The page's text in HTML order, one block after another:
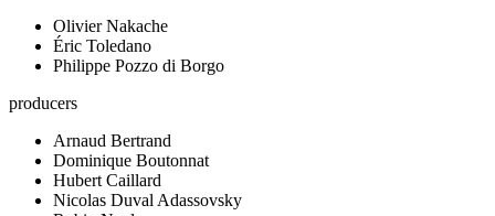
Olivier Nakache
Éric Toledano
Philippe Pozzo di Borgo
producers
Arnaud Bertrand
Dominique Boutonnat
Hubert Caillard
Nicolas Duval Adassovsky